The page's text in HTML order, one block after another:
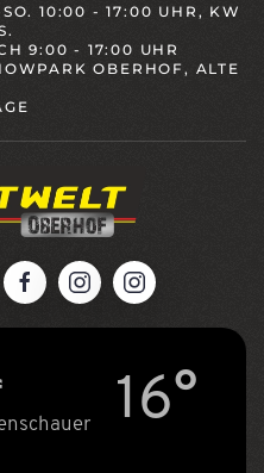
10:00 - 17:00 UHR, KW
9:00 - 17:00 UHR
OBERHOF, ALTE
16°